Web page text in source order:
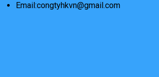
Email:congtyhkvn@gmail.com